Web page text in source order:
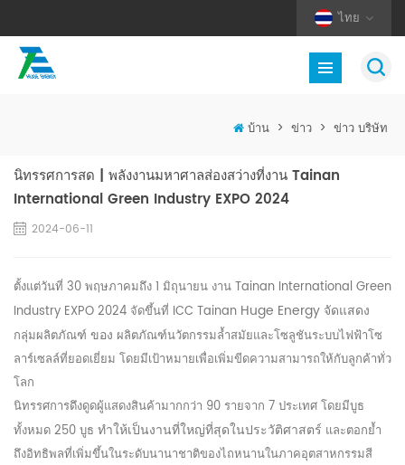
ไทย
บ้าน > ข่าว > ข่าว บริษัท
นิทรรศการสด | พลังงานมหาศาลส่องสว่างที่งาน Tainan
International Green Industry EXPO 2024
2024-06-11
ตั้งแต่วันที่ 30 พฤษภาคมถึง 1 มิถุนายน งาน Tainan International Green
Industry EXPO 2024 จัดขึ้นที่ ICC Tainan Huge Energy จัดแสดง
กลุ่มผลิตภัณฑ์ ของ ผลิตภัณฑ์นวัตกรรมล้ำสมัยและโซลูชันระบบไฟฟ้าโซ
ลาร์เซลล์ที่ยอดเยี่ยม โดยมีเป้าหมายเพื่อเพิ่มขีดความสามารถให้กับลูกค้าทั่ว
โลก
นิทรรศการดึงดูดผู้แสดงสินค้ามากกว่า 90 รายจาก 7 ประเทศ โดยมีบูธ
ทั้งหมด 250 บูธ ทำให้เป็นงานที่ใหญ่ที่สุดในประวัติศาสตร์ และตอกย้ำ
ถึงอิทธิพลที่เพิ่มขึ้นในระดับนานาชาติของไถหนานในภาคอุตสาหกรรมสี